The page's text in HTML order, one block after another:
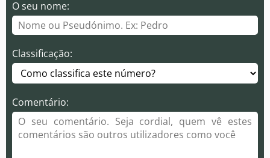
O seu nome:
Classificação:
Comentário: